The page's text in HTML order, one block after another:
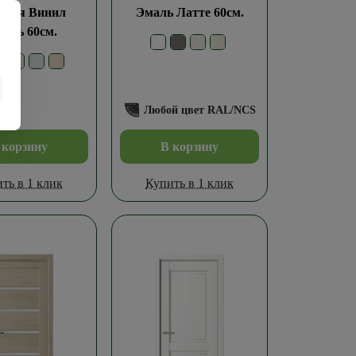
Винил
60см.
в 1 клик
Эмаль Латте 60см.
Любой цвет RAL/NCS
В корзину
Купить в 1 клик